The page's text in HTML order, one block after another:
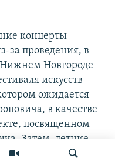
концерты
за проведения, в
Новгороде
искусств
ожидается
в качестве
посвященном
Затем, летние
Нижегородской